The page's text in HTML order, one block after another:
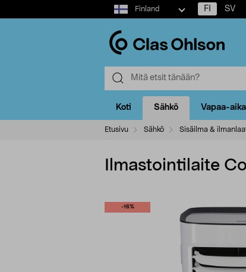
Select
market
Finland FI SV
Koti Sähkö Vapaa-aika
Etusivu Sähkö Sisäilma &
Ilmastointilaite
-16%